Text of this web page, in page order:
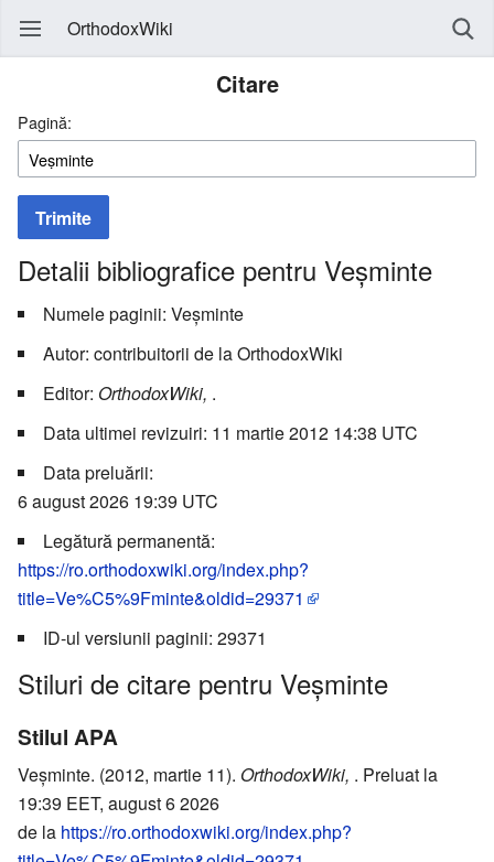
OrthodoxWiki
Citare
Pagină:
Trimite
Detalii bibliografice pentru Veşminte
Numele paginii: Veşminte
Autor: contribuitorii de la OrthodoxWiki
Editor: OrthodoxWiki, .
Data ultimei revizuiri: 11 martie 2012 14:38 UTC
Data preluării:
6 august 2026 19:39 UTC
Legătură permanentă:
https://ro.orthodoxwiki.org/index.php?
title=Ve%C5%9Fminte&oldid=29371
ID-ul versiunii paginii: 29371
Stiluri de citare pentru Veşminte
Stilul APA
Veşminte. (2012, martie 11). OrthodoxWiki, . Preluat la
19:39 EET, august 6 2026
de la https://ro.orthodoxwiki.org/index.php?